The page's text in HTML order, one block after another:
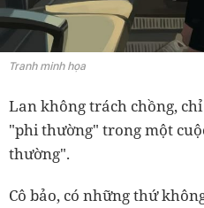
Tranh minh họa
Lan không trách chồng,
"phi thường" trong một
thường".
Cô bảo, có những thứ